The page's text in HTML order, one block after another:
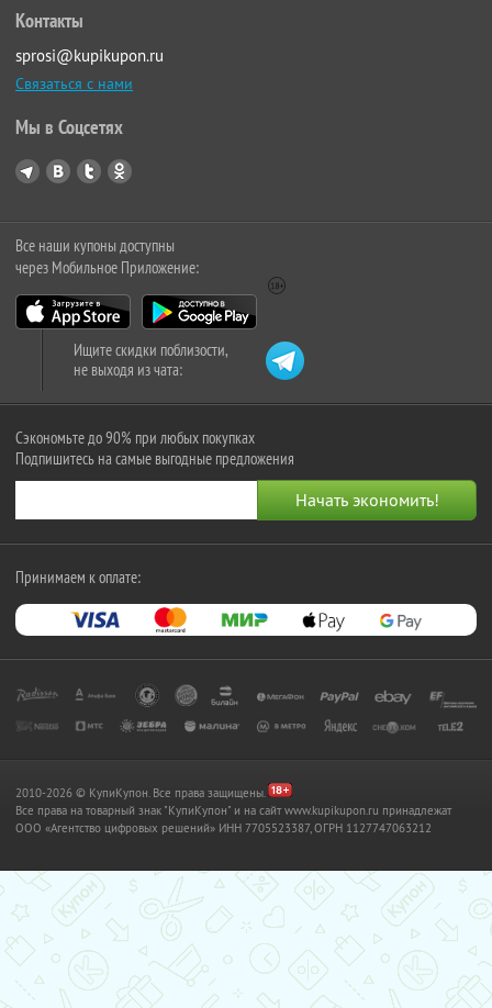
Контакты
sprosi@kupikupon.ru
Связаться с нами
Мы в Соцсетях
Все наши купоны доступны
через Мобильное Приложение:
Ищите скидки поблизости,
не выходя из чата:
Сэкономьте до 90% при любых покупках
Подпишитесь на самые выгодные предложения
Принимаем к оплате:
2010-2026 © КупиКупон. Все права защищены.
Все права на товарный знак "КупиКупон" и на сайт www.kupikupon.ru принадлежат
OOO «Агентство цифровых решений» ИНН 7705523387, ОГРН 1127747063212